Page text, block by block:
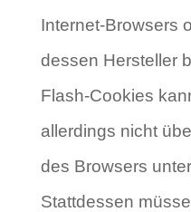
Internet-Browsers
dessen Hersteller
Flash-Cookies
allerdings nicht
des Browsers
Stattdessen